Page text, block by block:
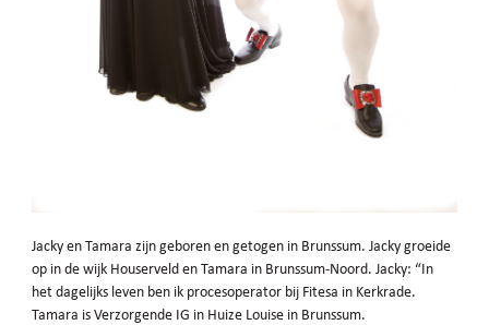
Jacky en Tamara zijn geboren en getogen in Brunssum. Jacky groeide
op in de wijk Houserveld en Tamara in Brunssum-Noord. Jacky: “In
het dagelijks leven ben ik procesoperator bij Fitesa in Kerkrade.
Tamara is Verzorgende IG in Huize Louise in Brunssum.